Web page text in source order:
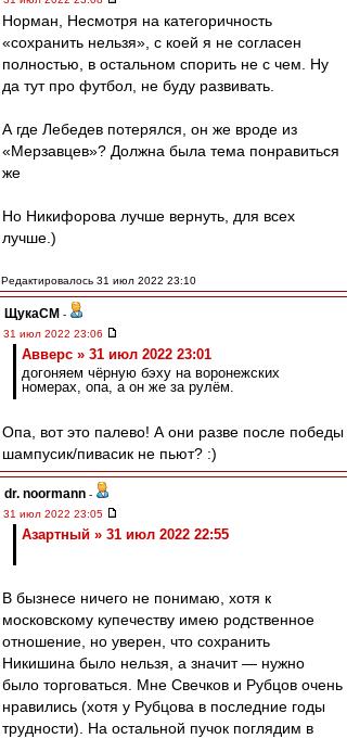
Норман, Несмотря на категоричность
«сохранить нельзя», с коей я не согласен
полностью, в остальном спорить не с чем. Ну
да тут про футбол, не буду развивать.
А где Лебедев потерялся, он же вроде из
«Мерзавцев»? Должна была тема понравиться
же
Но Никифорова лучше вернуть, для всех
лучше.)
Редактировалось 31 июл 2022 23:10
ЩукаСМ -
31 июл 2022 23:06
Авверс » 31 июл 2022 23:01
догоняем чёрную бэху на воронежских
номерах, опа, а он же за рулём.
Опа, вот это палево! А они разве после победы
шампусик/пивасик не пьют? :)
dr. noormann -
31 июл 2022 23:05
Азартный » 31 июл 2022 22:55
В бызнесе ничего не понимаю, хотя к
московскому купечеству имею родственное
отношение, но уверен, что сохранить
Никишина было нельзя, а значит — нужно
было торговаться. Мне Свечков и Рубцов очень
нравились (хотя у Рубцова в последние годы
трудности). На остальной пучок поглядим в